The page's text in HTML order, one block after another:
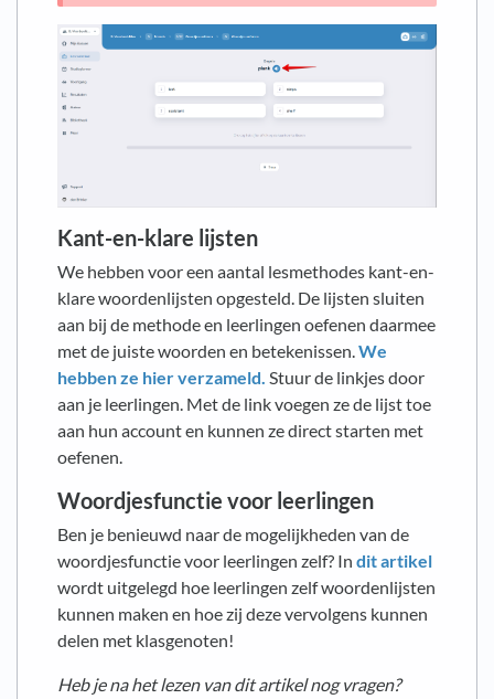
Kant-en-klare lijsten
We hebben voor een aantal lesmethodes kant-en-
klare woordenlijsten opgesteld. De lijsten sluiten
aan bij de methode en leerlingen oefenen daarmee
met de juiste woorden en betekenissen.We
hebben ze hier verzameld. Stuur de linkjes door
aan je leerlingen. Met de link voegen ze de lijst toe
aan hun account en kunnen ze direct starten met
oefenen.
Woordjesfunctie voor leerlingen
Ben je benieuwd naar de mogelijkheden van de
woordjesfunctie voor leerlingen zelf? In dit artikel
wordt uitgelegd hoe leerlingen zelf woordenlijsten
kunnen maken en hoe zij deze vervolgens kunnen
delen met klasgenoten!
Heb je na het lezen van dit artikel nog vragen?